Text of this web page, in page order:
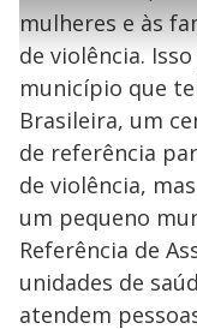
e
g
n
d
s
M
u
o
mulheres e às
de violência.
município que
Brasileira, um
de referência
de violência,
um pequeno
Referência de
unidades de
atendem